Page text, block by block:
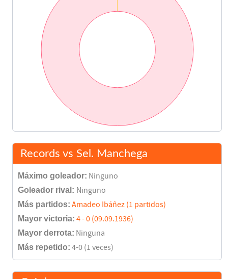
Records vs Sel. Manchega
Máximo goleador: Ninguno
Goleador rival: Ninguno
Más partidos: Amadeo Ibáñez (1 partidos)
Mayor victoria: 4 - 0 (09.09.1936)
Mayor derrota: Ninguna
Más repetido: 4-0 (1 veces)